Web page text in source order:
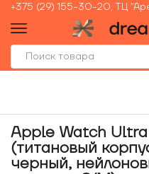
+375 (29) 155-30-20, ТЦ
Apple Watch
(титановый
черный,